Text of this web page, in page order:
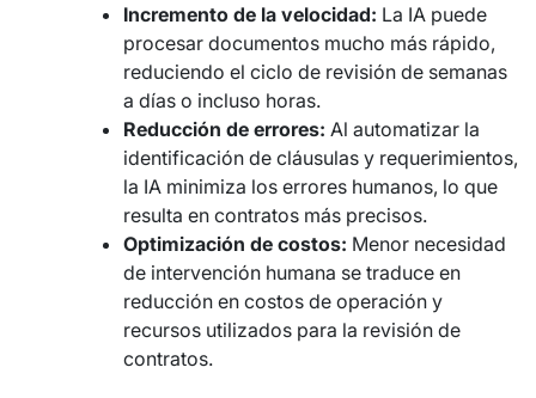
Incremento de la velocidad: La IA puede
procesar documentos mucho más rápido,
reduciendo el ciclo de revisión de semanas
a días o incluso horas.
Reducción de errores: Al automatizar la
identificación de cláusulas y requerimientos,
la IA minimiza los errores humanos, lo que
resulta en contratos más precisos.
Optimización de costos: Menor necesidad
de intervención humana se traduce en
reducción en costos de operación y
recursos utilizados para la revisión de
contratos.